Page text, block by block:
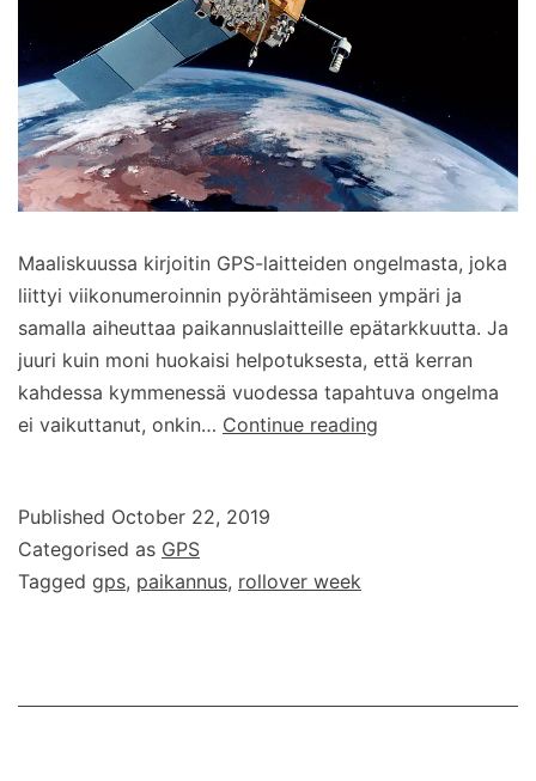
Maaliskuussa kirjoitin GPS-laitteiden ongelmasta, joka
liittyi viikonumeroinnin pyörähtämiseen ympäri ja
samalla aiheuttaa paikannuslaitteille epätarkkuutta. Ja
juuri kuin moni huokaisi helpotuksesta, että kerran
kahdessa kymmenessä vuodessa tapahtuva ongelma
ei vaikuttanut, onkin… Continue reading
Published October 22, 2019
Categorised as GPS
Tagged gps, paikannus, rollover week